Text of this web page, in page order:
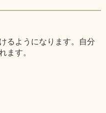
るようになります。自分
ます。